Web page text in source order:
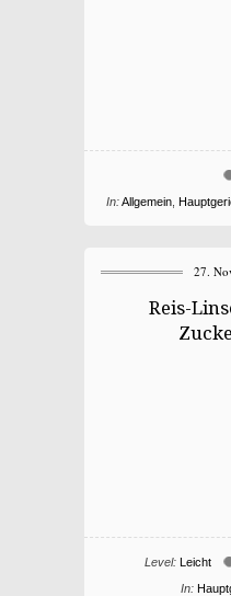
In: Allgemein,
27.
Reis-
Level: Leicht
In: